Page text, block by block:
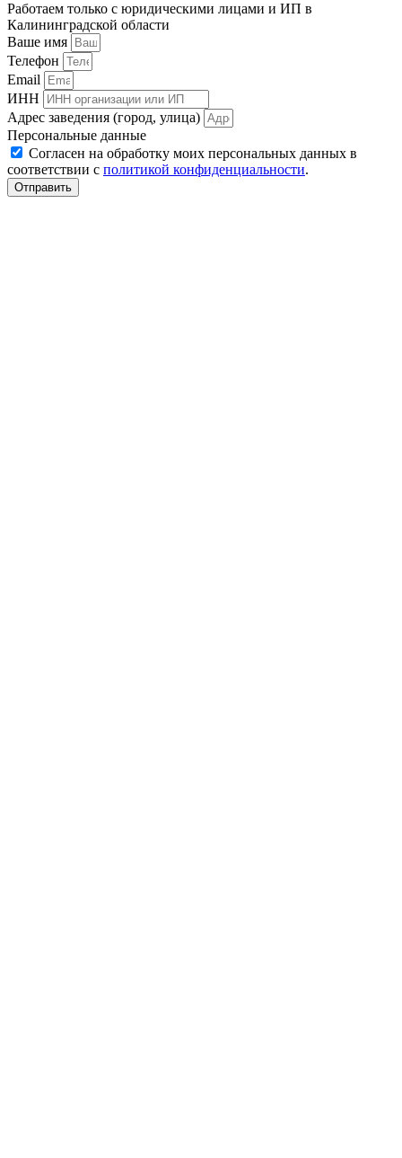
Работаем только с юридическими лицами и ИП в
Калининградской области
Ваше имя
Телефон
Email
ИНН
Адрес заведения (город, улица)
Персональные данные
Согласен на обработку моих персональных данных в
соответствии с политикой конфиденциальности.
Отправить